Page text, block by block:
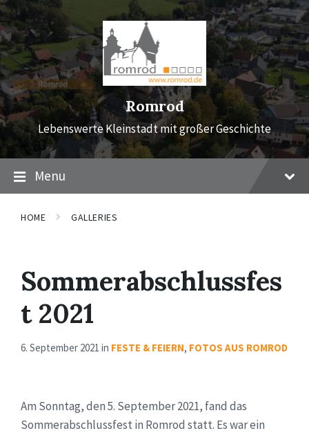
Skip
to
content
Skip
to
main
navigation
Skip
to
footer
Romrod
Lebenswerte Kleinstadt mit großer Geschichte
Menu
HOME GALLERIES
Sommerabschlussfes
t 2021
6. September 2021 in FESTE & FEIERN, FOTOS AUS ROMROD
Am Sonntag, den 5. September 2021, fand das
Sommerabschlussfest in Romrod statt. Es war ein